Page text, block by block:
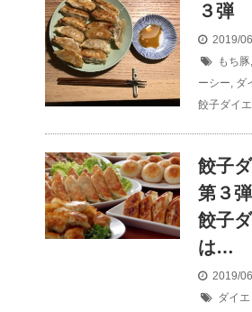
３弾
2019/
もち豚,
ーシー, ダ
餃子ダイ
餃子
第３
餃子
は…
2019/
ダイエ